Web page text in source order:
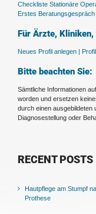
Checkliste Stationäre
Erstes Beratungsgespräch
Für Ärzte,
Neues Profil anlegen |
Bitte beachten Sie:
Sämtliche Informationen
worden und ersetzen
durch einen ausgebildeten
Diagnosestellung oder
RECENT POSTS
Hautpflege am Stumpf
Prothese